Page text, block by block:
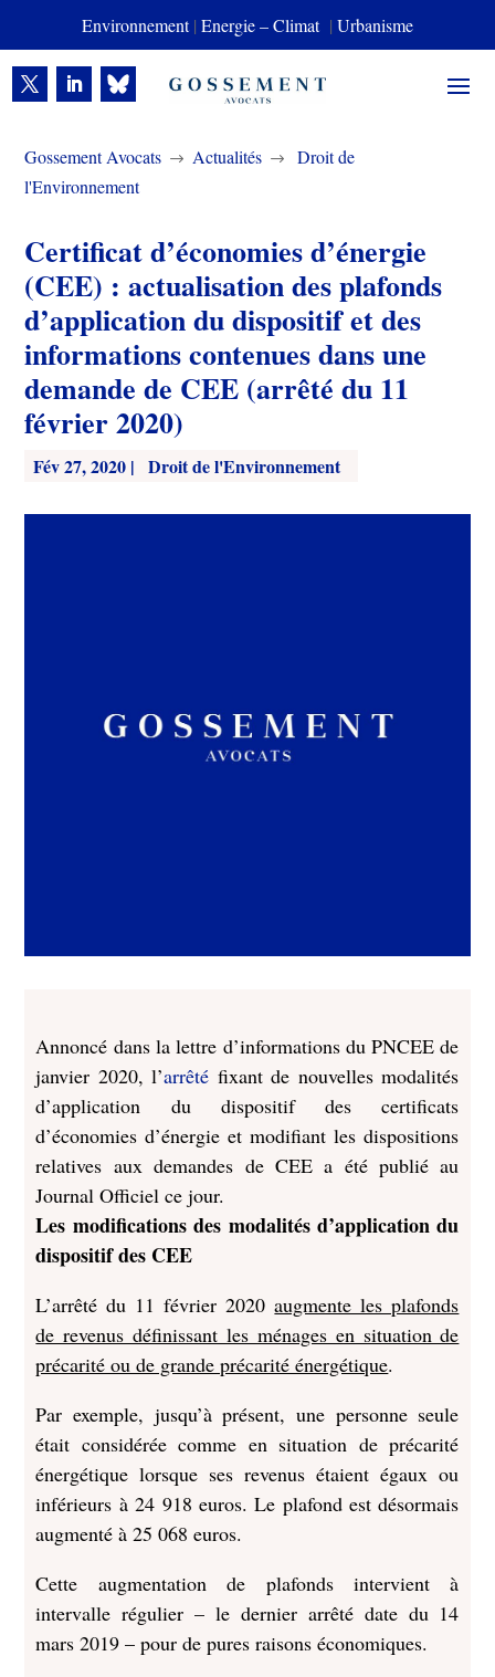
Environnement| Energie – Climat | Urbanisme
Gossement Avocats $ Actualités $
Droit de
l'Environnement
Certificat d’économies d’énergie
(CEE) : actualisation des plafonds
d’application du dispositif et des
informations contenues dans une
demande de CEE (arrêté du 11
février 2020)
Fév 27, 2020 | Droit de l'Environnement
Annoncé dans la lettre d’informations du PNCEE de
janvier 2020, l’arrêté fixant de nouvelles modalités
d’application du dispositif des certificats
d’économies d’énergie et modifiant les dispositions
relatives aux demandes de CEE a été publié au
Journal Officiel ce jour.
Les modifications des modalités d’application du
dispositif des CEE
L’arrêté du 11 février 2020augmente les plafonds
de revenus définissant les ménages en situation de
précarité ou de grande précarité énergétique.
Par exemple, jusqu’à présent, une personne seule
était considérée comme en situation de précarité
énergétique lorsque ses revenus étaient égaux ou
inférieurs à 24 918 euros. Le plafond est désormais
augmenté à 25 068 euros.
Cette augmentation de plafonds intervient à
intervalle régulier – le dernier arrêté date du 14
mars 2019 – pour de pures raisons économiques.